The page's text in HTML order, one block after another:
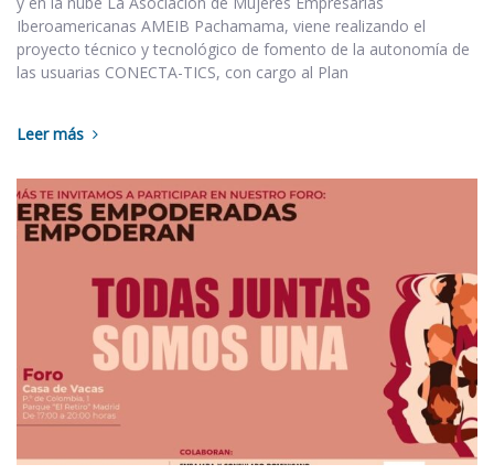
Iberoamericanas AMEIB Pachamama, viene realizando el
proyecto técnico y tecnológico de fomento de la autonomía de
las usuarias CONECTA-TICS, con cargo al Plan
Leer más